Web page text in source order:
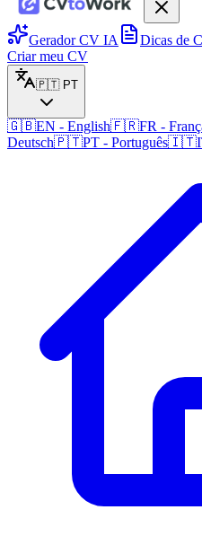
Gerador CV IA Dicas de
Criar meu CV
🇵🇹 PT
🇬🇧EN - English🇫🇷FR -
Deutsch🇵🇹PT - Português🇮🇹